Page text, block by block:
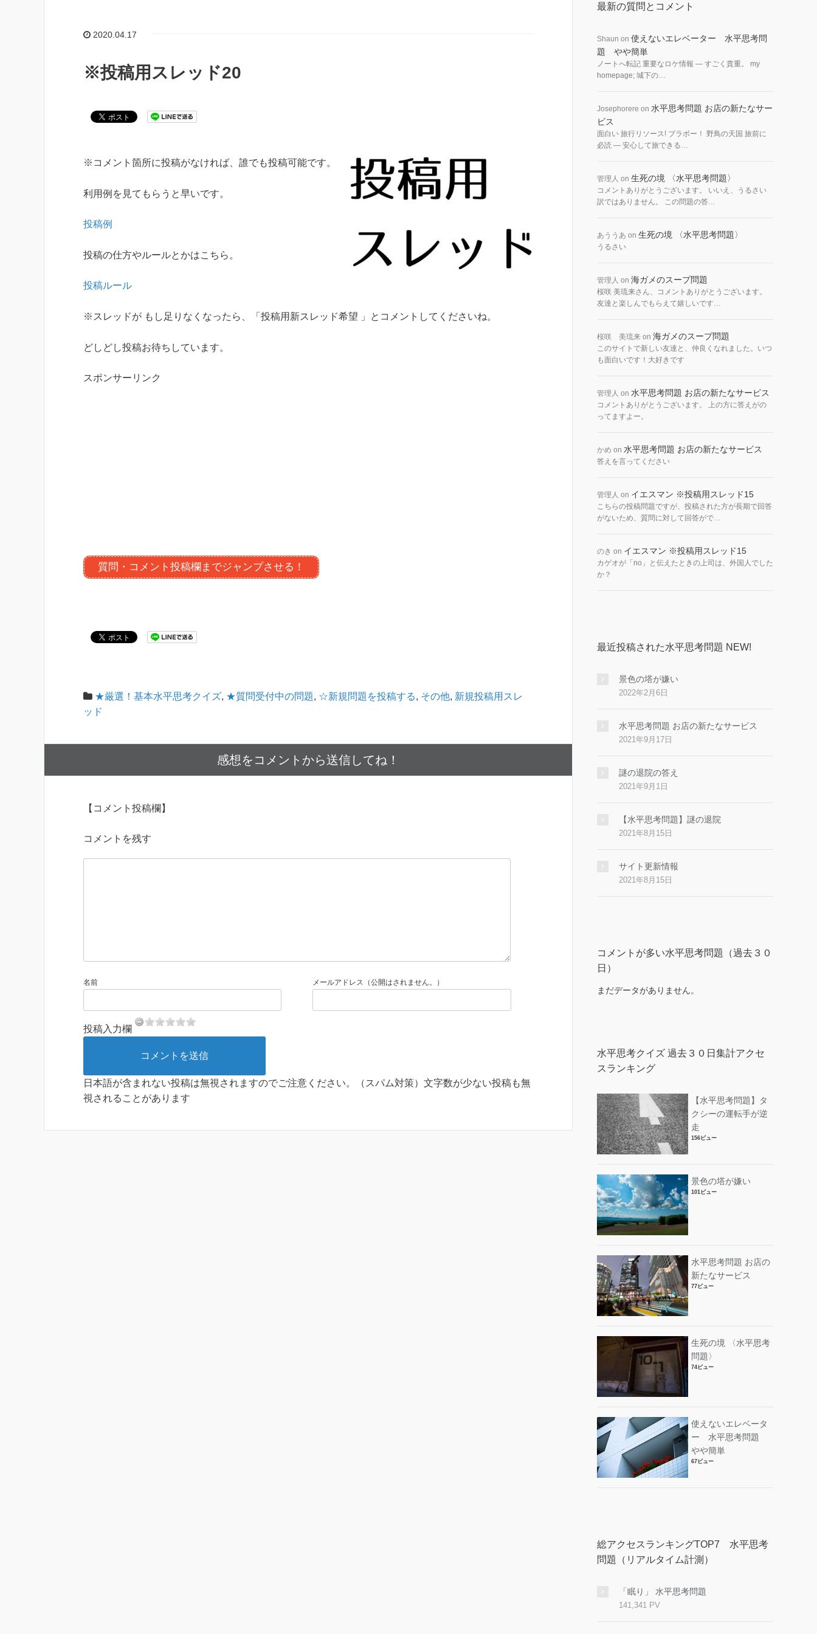
2020.04.17
※投稿用スレッド20
※コメント箇所に投稿がなければ、誰でも投稿可能です。
利用例を見てもらうと早いです。
投稿例
投稿の仕方やルールとかはこちら。
投稿ルール
※スレッドが もし足りなくなったら、「投稿用新スレッド希望 」とコメントしてくださいね。
どしどし投稿お待ちしています。
スポンサーリンク
質問・コメント投稿欄までジャンプさせる！
★厳選！基本水平思考クイズ, ★質問受付中の問題, ☆新規問題を投稿する, その他, 新規投稿用スレ
ッド
感想をコメントから送信してね！
【コメント投稿欄】
コメントを残す
名前 メールアドレス（公開はされません。）
投稿入力欄
日本語が含まれない投稿は無視されますのでご注意ください。（スパム対策）文字数が少ない投稿も無
視されることがあります
最新の質問とコメント
Shaun on 使えないエレベーター 水平思考問
題 やや簡単
ノートへ転記 重要なロケ情報 — すごく貴重。 my
homepage; 城下の…
Josephorere on 水平思考問題 お店の新たなサー
ビス
面白い 旅行リソース! ブラボー！ 野鳥の天国 旅前に
必読 — 安心して旅できる…
管理人 on 生死の境 〈水平思考問題〉
コメントありがとうございます。 いいえ、うるさい
訳ではありません。 この問題の答…
あううあ on 生死の境 〈水平思考問題〉
うるさい
管理人 on 海ガメのスープ問題
桜咲 美琉来さん、コメントありがとうございます。
友達と楽しんでもらえて嬉しいです…
桜咲 美琉来 on 海ガメのスープ問題
このサイトで新しい友達と、仲良くなれました。いつ
も面白いです！大好きです
管理人 on 水平思考問題 お店の新たなサービス
コメントありがとうございます。 上の方に答えがの
ってますよー。
かめ on 水平思考問題 お店の新たなサービス
答えを言ってください
管理人 on イエスマン ※投稿用スレッド15
こちらの投稿問題ですが、投稿された方が長期で回答
がないため、質問に対して回答がで…
のき on イエスマン ※投稿用スレッド15
カゲオが「no」と伝えたときの上司は、外国人でした
か？
最近投稿された水平思考問題 NEW!
景色の塔が嫌い
2022年2月6日
水平思考問題 お店の新たなサービス
2021年9月17日
謎の退院の答え
2021年9月1日
【水平思考問題】謎の退院
2021年8月15日
サイト更新情報
2021年8月15日
コメントが多い水平思考問題（過去３０
日）
まだデータがありません。
水平思考クイズ 過去３０日集計アクセ
スランキング
【水平思考問題】タ
クシーの運転手が逆
走
156ビュー
景色の塔が嫌い
101ビュー
水平思考問題 お店の
新たなサービス
77ビュー
生死の境 〈水平思考
問題〉
74ビュー
使えないエレベータ
ー 水平思考問題
やや簡単
67ビュー
総アクセスランキングTOP7 水平思考
問題（リアルタイム計測）
「眠り」 水平思考問題
141,341 PV